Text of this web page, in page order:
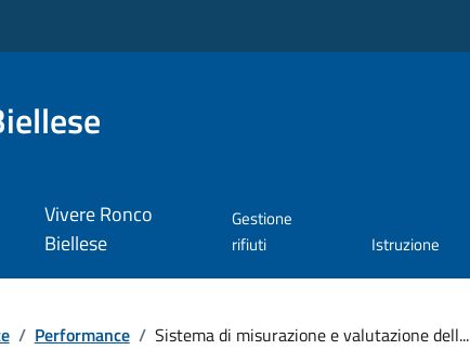
Vivere Ronco
Biellese
Gestione
rifiuti
Istruzione
/ Performance / Sistema di misurazione e valutazione dell...